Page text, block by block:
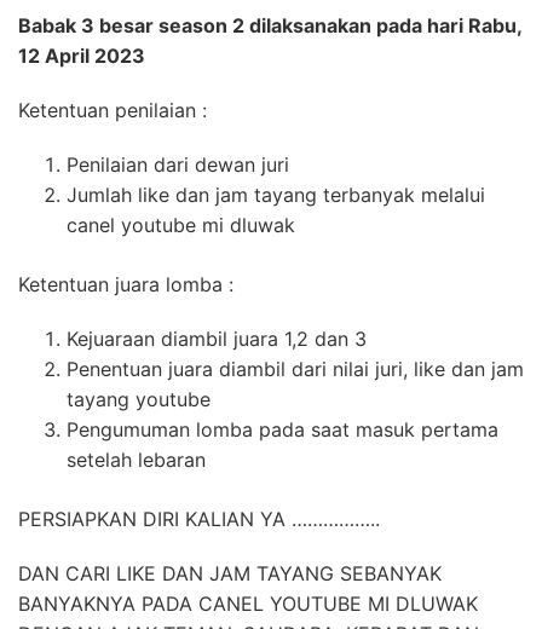
Babak 3 besar season 2 dilaksanakan pada hari Rabu,
12 April 2023
Ketentuan penilaian :
Penilaian dari dewan juri
Jumlah like dan jam tayang terbanyak melalui
canel youtube mi dluwak
Ketentuan juara lomba :
Kejuaraan diambil juara 1,2 dan 3
Penentuan juara diambil dari nilai juri, like dan jam
tayang youtube
Pengumuman lomba pada saat masuk pertama
setelah lebaran
PERSIAPKAN DIRI KALIAN YA ……………..
DAN CARI LIKE DAN JAM TAYANG SEBANYAK
BANYAKNYA PADA CANEL YOUTUBE MI DLUWAK